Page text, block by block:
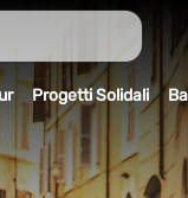
Progetti Solidali